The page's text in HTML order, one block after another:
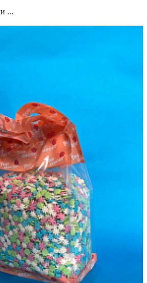
...